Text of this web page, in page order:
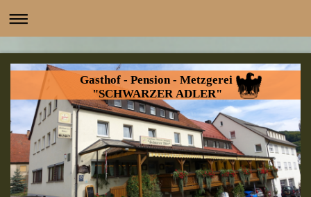
Gasthof - Pension - Metzgerei
"SCHWARZER ADLER"